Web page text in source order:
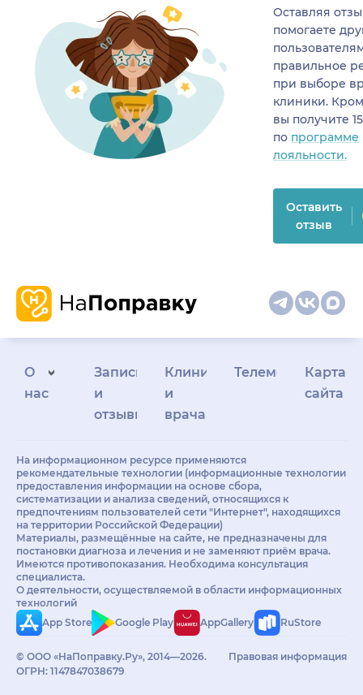
Оставляя
помогаете
правильное
при выборе
клиники.
вы получите
по программе
лояльности.
Оставить
отзыв
О
нас
Запись
и
отзывы
Клиникам
и
врачам
Телемедицина
Карта
сайта
На информационном ресурсе применяются
рекомендательные технологии (информационные технологии
предоставления информации на основе сбора,
систематизации и анализа сведений, относящихся к
предпочтениям пользователей сети "Интернет", находящихся
на территории Российской Федерации)
Материалы, размещённые на сайте, не предназначены для
постановки диагноза и лечения и не заменяют приём врача.
Имеются противопоказания. Необходима консультация
специалиста.
О деятельности, осуществляемой в области информационных
технологий
App Store
Google Play AppGallery RuStore
© ООО «НаПоправку.Ру», 2014—2026.
ОГРН: 1147847038679
Правовая информация